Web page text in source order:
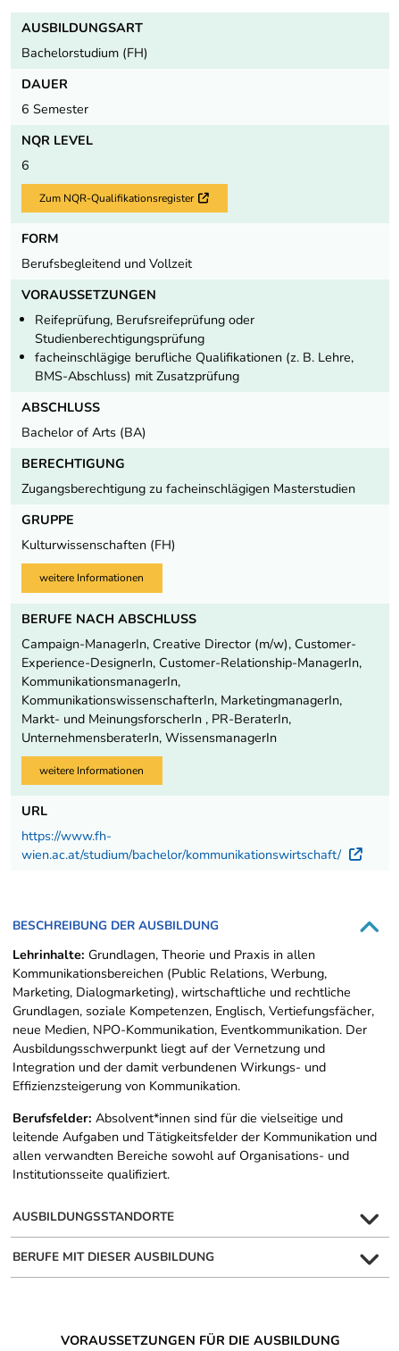
AUSBILDUNGSART
Bachelorstudium (FH)
DAUER
6 Semester
NQR LEVEL
6
Zum NQR-Qualifikationsregister Externer Link
FORM
Berufsbegleitend und Vollzeit
VORAUSSETZUNGEN
Reifeprüfung, Berufsreifeprüfung oder
Studienberechtigungsprüfung
facheinschlägige berufliche Qualifikationen (z. B. Lehre,
BMS-Abschluss) mit Zusatzprüfung
ABSCHLUSS
Bachelor of Arts (BA)
BERECHTIGUNG
Zugangsberechtigung zu facheinschlägigen Masterstudien
GRUPPE
Kulturwissenschaften (FH)
weitere Informationen
BERUFE NACH ABSCHLUSS
Campaign-ManagerIn, Creative Director (m/w), Customer-
Experience-DesignerIn, Customer-Relationship-ManagerIn,
KommunikationsmanagerIn,
KommunikationswissenschafterIn, MarketingmanagerIn,
Markt- und MeinungsforscherIn , PR-BeraterIn,
UnternehmensberaterIn, WissensmanagerIn
weitere Informationen
URL
https://www.fh-
wien.ac.at/studium/bachelor/kommunikationswirtschaft/
BESCHREIBUNG DER AUSBILDUNG
Lehrinhalte: Grundlagen, Theorie und Praxis in allen
Kommunikationsbereichen (Public Relations, Werbung,
Marketing, Dialogmarketing), wirtschaftliche und rechtliche
Grundlagen, soziale Kompetenzen, Englisch, Vertiefungsfächer,
neue Medien, NPO-Kommunikation, Eventkommunikation. Der
Ausbildungsschwerpunkt liegt auf der Vernetzung und
Integration und der damit verbundenen Wirkungs- und
Effizienzsteigerung von Kommunikation.
Berufsfelder: Absolvent*innen sind für die vielseitige und
leitende Aufgaben und Tätigkeitsfelder der Kommunikation und
allen verwandten Bereiche sowohl auf Organisations- und
Institutionsseite qualifiziert.
AUSBILDUNGSSTANDORTE
BERUFE MIT DIESER AUSBILDUNG
VORAUSSETZUNGEN FÜR DIE AUSBILDUNG